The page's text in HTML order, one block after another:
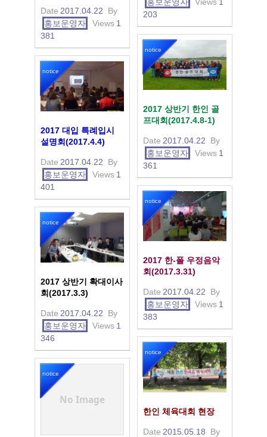
203
Date 2017.04.22
By
홍보운영자
Views 1
381
notice
2017 상반기 한인 골
프대회(2017.4.8-1)
Date 2017.04.22
By
홍보운영자
Views 1
361
notice
2017 대입 특례입시
설명회(2017.4.4)
Date 2017.04.22
By
홍보운영자
Views 1
401
notice
2017 한-폴 우정음악
회(2017.3.31)
Date 2017.04.22
By
홍보운영자
Views 1
383
notice
2017 상반기 확대이사
회(2017.3.3)
Date 2017.04.22
By
홍보운영자
Views 1
346
notice
한인 체육대회 현장
Date 2015.05.18
By
No Image
notice